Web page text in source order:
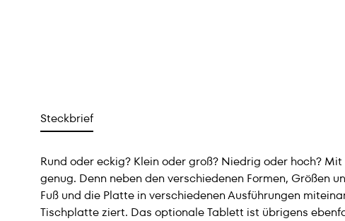
Steckbrief
Rund oder eckig? Klein oder groß? Niedrig oder hoch?
genug. Denn neben den verschiedenen Formen, Größen
Fuß und die Platte in verschiedenen Ausführungen
Tischplatte ziert. Das optionale Tablett ist übrigens